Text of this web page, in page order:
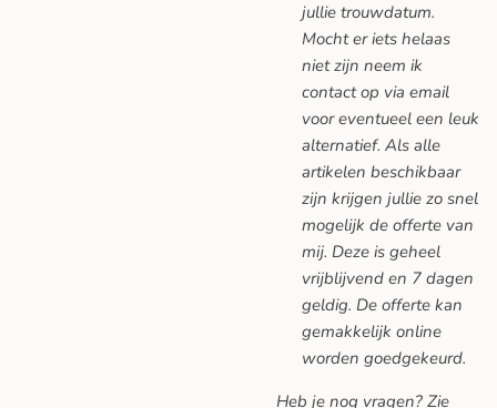
jullie trouwdatum.
Mocht er iets helaas
niet zijn neem ik
contact op via email
voor eventueel een leuk
alternatief. Als alle
artikelen beschikbaar
zijn krijgen jullie zo snel
mogelijk de offerte van
mij. Deze is geheel
vrijblijvend en 7 dagen
geldig. De offerte kan
gemakkelijk online
worden goedgekeurd.
Heb je nog vragen? Zie